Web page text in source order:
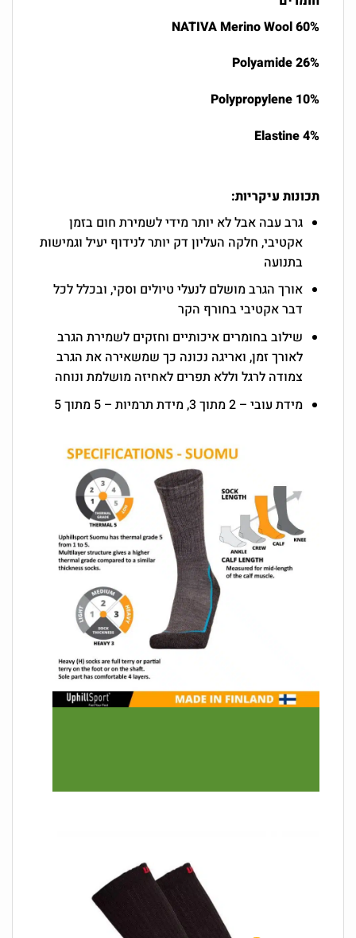
60% NATIVA Merino Wool
26% Polyamide
10% Polypropylene
4% Elastine
תכונות עיקריות:
גרב עבה אבל לא יותר מידי לשמירת חום בזמן
אקטיבי, חלקה העליון דק יותר לנידוף יעיל וגמישות
בתנועה
אורך הגרב מושלם לנעלי טיולים וסקי, ובכלל לכל
דבר אקטיבי בחורף הקר
שילוב בחומרים איכותיים וחזקים לשמירת הגרב
לאורך זמן, ואריגה נכונה כך שמשאירה את הגרב
צמודה לרגל וללא תפרים לאחיזה מושלמת ונוחה
מידת עובי – 2 מתוך 3, מידת תרמיות – 5 מתוך 5